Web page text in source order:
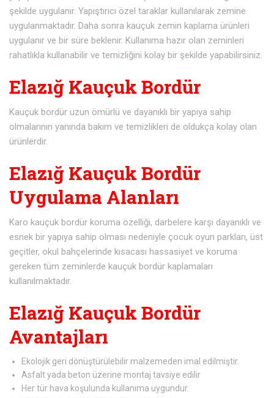
şekilde uygulanır. Yapıştırıcı özel taraklar kullanılarak zemine
uygulanmaktadır. Daha sonra kauçuk zemin kaplama ürünleri
uygulanır ve bir süre beklenir. Kullanıma hazır olan zeminleri
rahatlıkla kullanabilir ve temizliğini kolay bir şekilde yapabilirsiniz.
Elazığ Kauçuk Bordür
Kauçuk bordür uzun ömürlü ve dayanıklı bir yapıya sahip
olmalarının yanında bakım ve temizlikleri de oldukça kolay olan
ürünlerdir.
Elazığ Kauçuk Bordür
Uygulama Alanları
Karo kauçuk bordür koruma özelliği, darbelere karşı dayanıklı ve
esnek bir yapıya sahip olması nedeniyle çocuk oyun parkları, üst
geçitler, okul bahçelerinde kısacası hassasiyet ve koruma
gereken tüm zeminlerde kauçuk bordür kaplamaları
kullanılmaktadır.
Elazığ Kauçuk Bordür
Avantajları
Ekolojik geri dönüştürülebilir malzemeden imal edilmiştir.
Asfalt yada beton üzerine montaj tavsiye edilir
Her tür hava koşulunda kullanıma uygundur.